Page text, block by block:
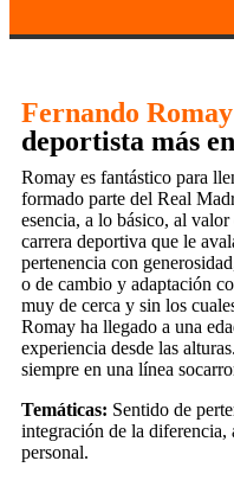
Fernando Romay
deportista más
Romay es fantástico para
formado parte del Real
esencia, a lo básico, al
carrera deportiva que le
pertenencia con
o de cambio y adaptación
muy de cerca y sin los
Romay ha llegado a una
experiencia desde las
siempre en una línea
Temáticas: Sentido de
integración de la
personal.